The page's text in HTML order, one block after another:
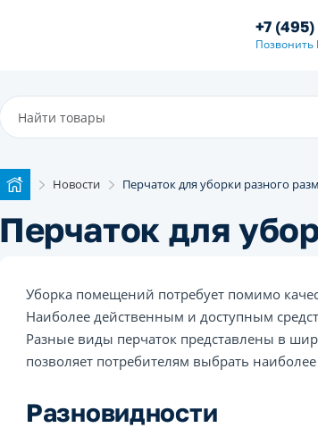
+7
Позвонить
Новости Перчаток для уборки разного
Перчаток для
Уборка помещений потребует помимо
Наиболее действенным и доступным
Разные виды перчаток представлены в
позволяет потребителям выбрать
Разновидности